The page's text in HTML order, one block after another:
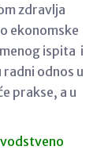
zdravlja
ekonomske
ispita i
odnos u
prakse, a u